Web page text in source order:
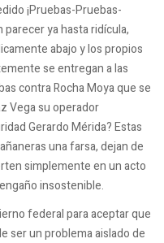
¡Pruebas-Pruebas-
parecer ya hasta ridícula,
abajo y los propios
se entregan a las
contra Rocha Moya que se
Vega su operador
Gerardo Mérida? Estas
una farsa, dejan de
simplemente en un acto
insostenible.
federal para aceptar que
ser un problema aislado de